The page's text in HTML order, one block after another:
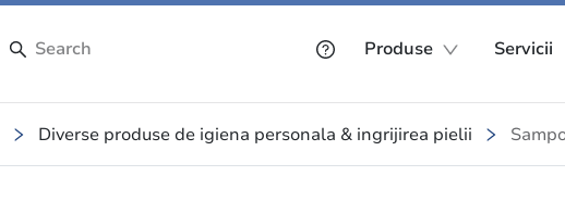
Produse Servicii
Diverse produse de igiena personala & ingrijirea pielii